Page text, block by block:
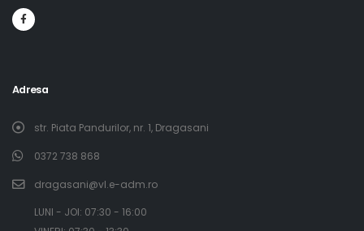
Adresa
str. Piata Pandurilor, nr. 1, Dragasani
0372 738 868
dragasani@vl.e-adm.ro
​LUNI - JOI: 07:30 - 16:00